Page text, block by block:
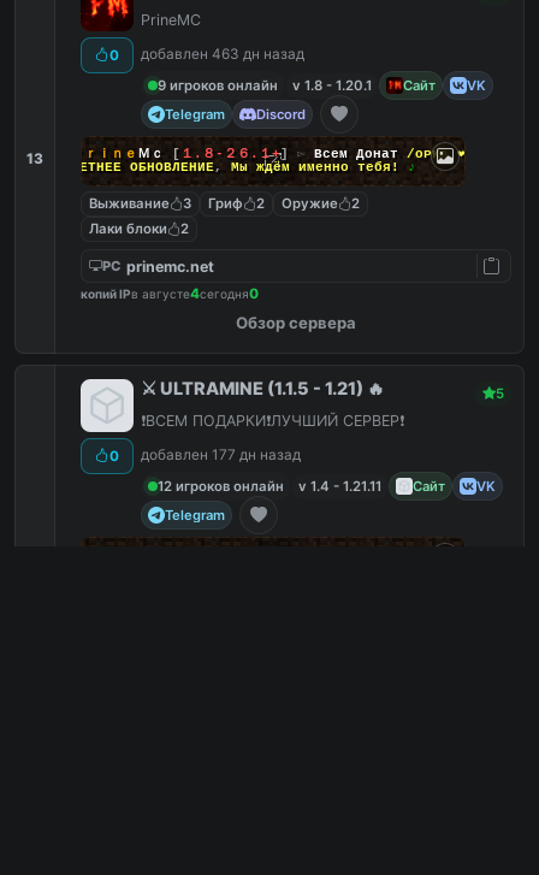
13
0
PrineMC
добавлен 463 дн назад
9 игроков онлайн
v 1.8 - 1.20.1 Сайт
VK
Telegram
Discord
Ｐｒｉｎｅ Ｍｃ [ １.８-２６.１+] ▻ Всем Донат /ᴏᴘᴋᴀ❤
ЛЕТНЕЕ ОБНОВЛЕНИЕ, Мы ждём именно тебя! ♪
Выживание 3 Гриф 2 Оружие
2
Лаки блоки
2
PC prinemc.net
копий IPв августе4сегодня0
Обзор сервера
0
⚔️ ULTRAMINE (1.1.5 - 1.21) 🔥 5
❗️ВСЕМ ПОДАРКИ❗️ЛУЧШИЙ СЕРВЕР❗️
добавлен 177 дн назад
12 игроков онлайн
v 1.4 - 1.21.11 Сайт
VK
Telegram